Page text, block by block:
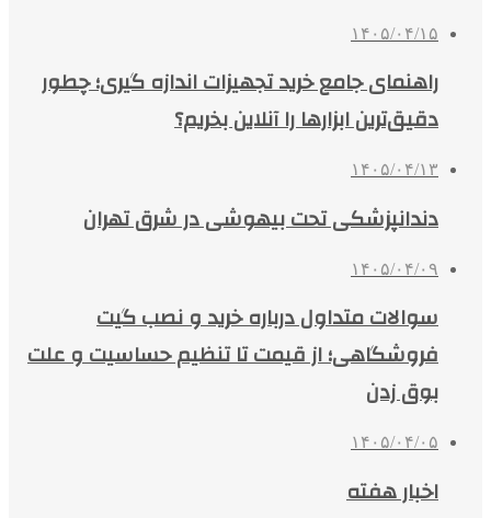
۱۴۰۵/۰۴/۱۵
راهنمای جامع خرید تجهیزات اندازه گیری؛ چطور
دقیق‌ترین ابزارها را آنلاین بخریم؟
۱۴۰۵/۰۴/۱۳
دندانپزشکی تحت بیهوشی در شرق تهران
۱۴۰۵/۰۴/۰۹
سوالات متداول درباره خرید و نصب گیت
فروشگاهی؛ از قیمت تا تنظیم حساسیت و علت
بوق زدن
۱۴۰۵/۰۴/۰۵
اخبار هفته